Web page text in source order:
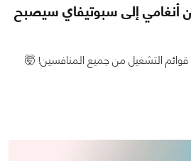
أنغامي إلى سبوتيفاي سيصبح
التشغيل من جميع المنافسين! 🤯